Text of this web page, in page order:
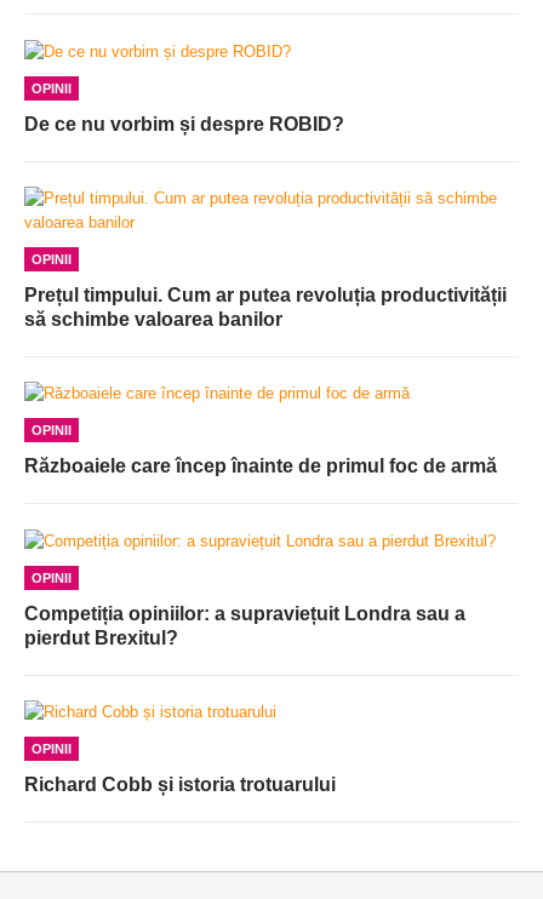
OPINII
De ce nu vorbim și despre ROBID?
OPINII
Prețul timpului. Cum ar putea revoluția productivității
să schimbe valoarea banilor
OPINII
Războaiele care încep înainte de primul foc de armă
OPINII
Competiția opiniilor: a supraviețuit Londra sau a
pierdut Brexitul?
OPINII
Richard Cobb și istoria trotuarului